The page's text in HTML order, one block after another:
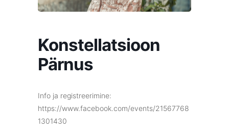
Konstellatsioon
Pärnus
Info ja registreerimine:
https://www.facebook.com/events/21567768
1301430